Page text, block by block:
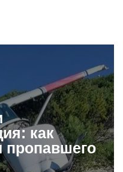
как
пропавшего